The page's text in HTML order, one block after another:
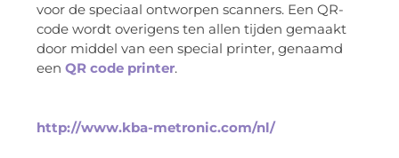
voor de speciaal ontworpen scanners. Een QR-
code wordt overigens ten allen tijden gemaakt
door middel van een special printer, genaamd
een QR code printer.
http://www.kba-metronic.com/nl/